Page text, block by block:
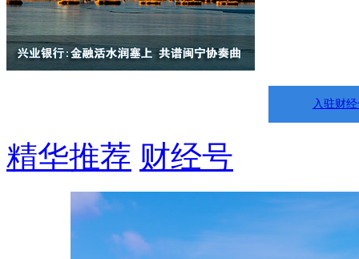
入驻财
精华推荐 财经号